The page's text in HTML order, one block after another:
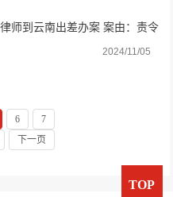
师到云南出差办案 案由：责令
2024/11/05
6
7
下一页
TOP